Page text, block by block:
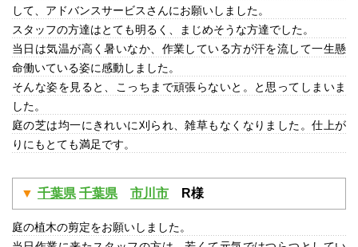
して、アドバンスサービスさんにお願いしました。
スタッフの方達はとても明るく、まじめそうな方達でした。
当日は気温が高く暑いなか、作業している方が汗を流して一生懸
命働いている姿に感動しました。
そんな姿を見ると、こっちまで頑張らないと。と思ってしまいま
した。
庭の芝は均一にきれいに刈られ、雑草もなくなりました。仕上が
りにもとても満足です。
千葉県 千葉県 市川市 R様
庭の植木の剪定をお願いしました。